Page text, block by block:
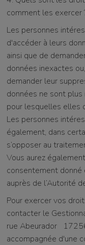
comment les exercer
Les personnes
d'accéder à leurs
ainsi que de
données inexactes
demander leur
données ne sont
pour lesquelles elles
Les personnes
également, dans
s’opposer au
Vous aurez
consentement
auprès de l’Autorité
Pour exercer vos
contacter le
rue Abeurador
accompagnée d'une